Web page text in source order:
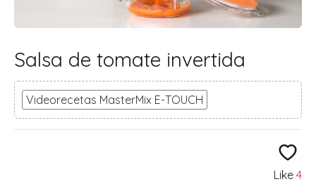
Salsa de tomate invertida
Videorecetas MasterMix E-TOUCH
Like 4